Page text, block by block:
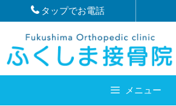
to
content
タップでお電話
メニュー